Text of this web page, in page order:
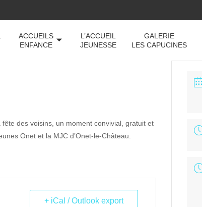
ACCUEILS
ENFANCE
L’ACCUEIL
JEUNESSE
GALERIE
LES CAPUCINES
des voisins, un moment convivial, gratuit et
Onet et la MJC d’Onet-le-Château.
+ iCal / Outlook export